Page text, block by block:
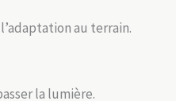
au terrain.
la lumière.